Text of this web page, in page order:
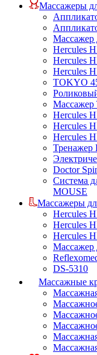
Массажеры
Массажер
Hercules
Hercules
Hercules
TOKYO
Массажер
Hercules
Hercules
Hercules
Тренажер
Doctor
Система
MOUSE
Массажеры
Hercules
Hercules
Hercules
Массажер
DS-5310
Массажные